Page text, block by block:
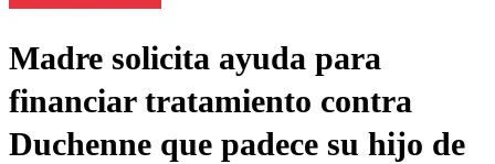
Madre solicita ayuda para
financiar tratamiento contra
Duchenne que padece su hijo de